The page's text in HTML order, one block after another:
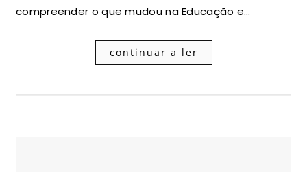
compreender o que mudou na Educação e…
continuar a ler